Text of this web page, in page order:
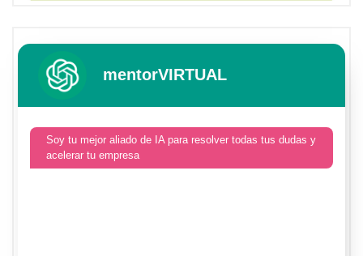
mentorVIRTUAL
Soy tu mejor aliado de IA para resolver todas tus dudas y
acelerar tu empresa